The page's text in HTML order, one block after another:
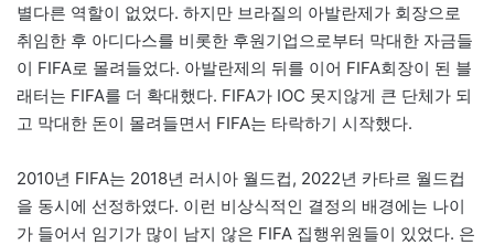
별다른 역할이 없었다. 하지만 브라질의 아발란제가 회장으로
취임한 후 아디다스를 비롯한 후원기업으로부터 막대한 자금들
이 FIFA로 몰려들었다. 아발란제의 뒤를 이어 FIFA회장이 된 블
래터는 FIFA를 더 확대했다. FIFA가 IOC 못지않게 큰 단체가 되
고 막대한 돈이 몰려들면서 FIFA는 타락하기 시작했다.
2010년 FIFA는 2018년 러시아 월드컵, 2022년 카타르 월드컵
을 동시에 선정하였다. 이런 비상식적인 결정의 배경에는 나이
가 들어서 임기가 많이 남지 않은 FIFA 집행위원들이 있었다. 은